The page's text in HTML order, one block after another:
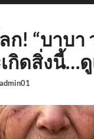
ก! “บาบา
กิดสิ่งนี้…
admin01